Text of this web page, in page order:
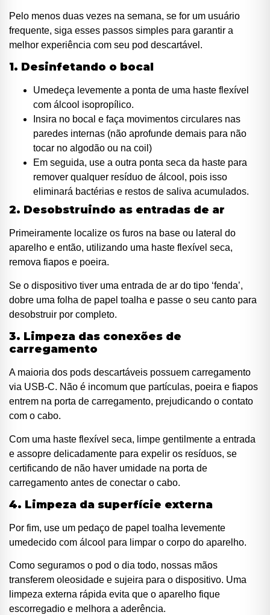
Pelo menos duas vezes na semana, se for um usuário
frequente, siga esses passos simples para garantir a
melhor experiência com seu pod descartável.
1. Desinfetando o bocal
Umedeça levemente a ponta de uma haste flexível
com álcool isopropílico.
Insira no bocal e faça movimentos circulares nas
paredes internas (não aprofunde demais para não
tocar no algodão ou na coil)
Em seguida, use a outra ponta seca da haste para
remover qualquer resíduo de álcool, pois isso
eliminará bactérias e restos de saliva acumulados.
2. Desobstruindo as entradas de ar
Primeiramente localize os furos na base ou lateral do
aparelho e então, utilizando uma haste flexível seca,
remova fiapos e poeira.
Se o dispositivo tiver uma entrada de ar do tipo ‘fenda’,
dobre uma folha de papel toalha e passe o seu canto para
desobstruir por completo.
3. Limpeza das conexões de
carregamento
A maioria dos pods descartáveis possuem carregamento
via USB-C. Não é incomum que partículas, poeira e fiapos
entrem na porta de carregamento, prejudicando o contato
com o cabo.
Com uma haste flexível seca, limpe gentilmente a entrada
e assopre delicadamente para expelir os resíduos, se
certificando de não haver umidade na porta de
carregamento antes de conectar o cabo.
4. Limpeza da superfície externa
Por fim, use um pedaço de papel toalha levemente
umedecido com álcool para limpar o corpo do aparelho.
Como seguramos o pod o dia todo, nossas mãos
transferem oleosidade e sujeira para o dispositivo. Uma
limpeza externa rápida evita que o aparelho fique
escorregadio e melhora a aderência.